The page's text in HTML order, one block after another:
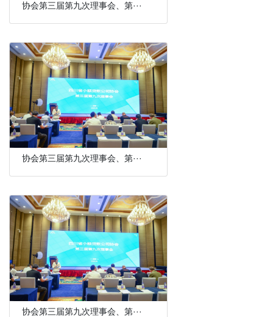
协会第三届第九次理事会、第···
协会第三届第九次理事会、第···
协会第三届第九次理事会、第···